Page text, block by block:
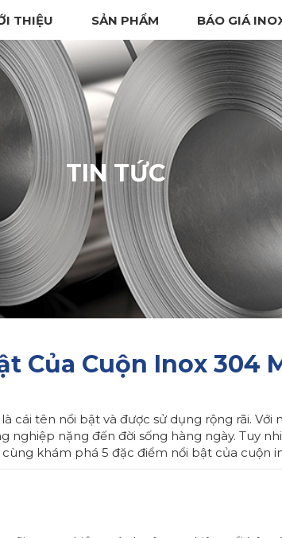
THIỆU SẢN PHẨM BÁO GIÁ
TIN TỨC
Của Cuộn Inox 304
cái tên nổi bật và được sử dụng rộng rãi.
nặng đến đời sống hàng ngày. Tuy
khám phá 5 đặc điểm nổi bật của cuộn